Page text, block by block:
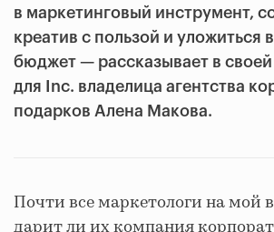
в маркетинговый инструмент,
креатив с пользой и уложиться
бюджет — рассказывает в
для Inc. владелица агентства
подарков Алена Макова.
Почти все маркетологи на мой